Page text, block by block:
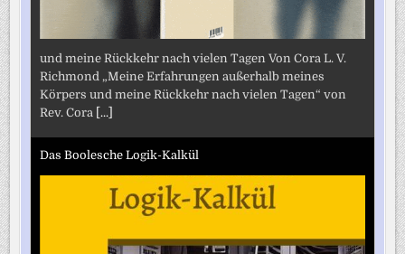
und meine Rückkehr nach vielen Tagen Von Cora L. V.
Richmond „Meine Erfahrungen außerhalb meines
Körpers und meine Rückkehr nach vielen Tagen“ von
Rev. Cora [...]
Das Boolesche Logik-Kalkül